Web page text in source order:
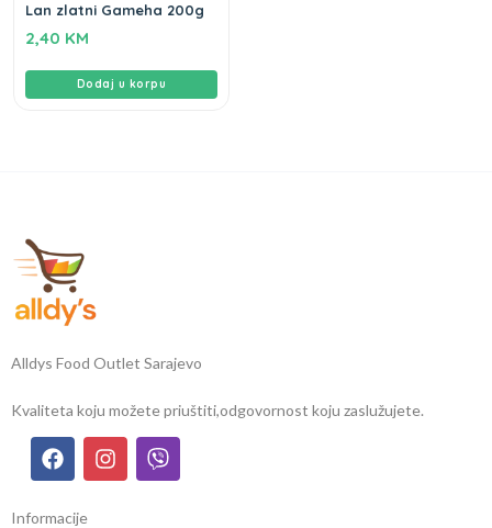
Lan zlatni Gameha 200g
2,40 KM
Dodaj u korpu
Alldys Food Outlet Sarajevo
Kvaliteta koju možete priuštiti,odgovornost koju zaslužujete.
Informacije